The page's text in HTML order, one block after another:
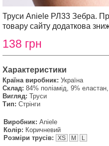
Труси Aniele РЛ33 Зебра.
товару сайту додаткова
138 грн
Характеристики
Країна виробник: Україна
Склад: 84% поліамід, 9%
Вигляд: Труси
Тип: Стрінги
Виробник: Aniele
Колір: Коричневий
Розміри трусів:
XS M L